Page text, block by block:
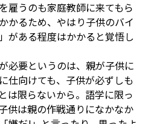
雇うのも家庭教師に来てもら
かるため、やはり子供のバイ
がある程度はかかると覚悟し
必要というのは、親が子供に
仕向けても、子供が必ずしも
は限らないから。語学に限っ
供は親の作戦通りになかなか